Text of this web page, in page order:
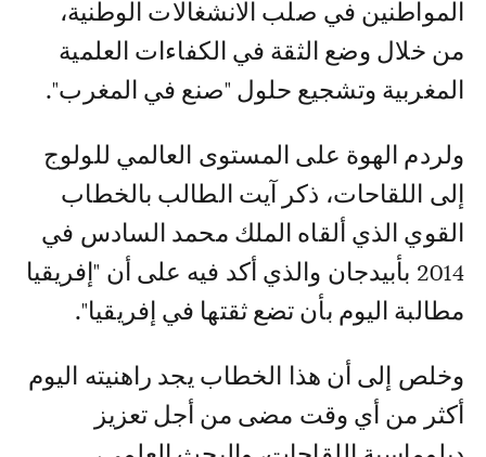
المواطنين في صلب الانشغالات الوطنية،
من خلال وضع الثقة في الكفاءات العلمية
المغربية وتشجيع حلول "صنع في المغرب".
ولردم الهوة على المستوى العالمي للولوج
إلى اللقاحات، ذكر آيت الطالب بالخطاب
القوي الذي ألقاه الملك محمد السادس في
2014 بأبيدجان والذي أكد فيه على أن "إفريقيا
مطالبة اليوم بأن تضع ثقتها في إفريقيا".
وخلص إلى أن هذا الخطاب يجد راهنيته اليوم
أكثر من أي وقت مضى من أجل تعزيز